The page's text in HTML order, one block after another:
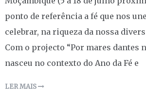
ponto de referência a fé que nos
celebrar, na riqueza da nossa
Com o projecto “Por mares dantes
nasceu no contexto do Ano da Fé e
LER MAIS